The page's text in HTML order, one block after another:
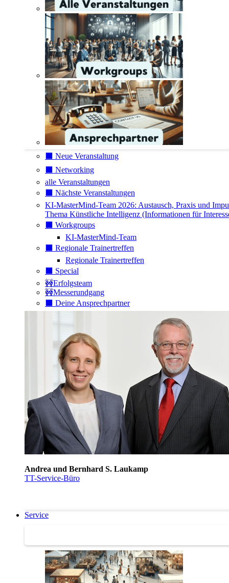
⬛️ Neue Veranstaltung
⬛️ Networking
alle Veranstaltungen
⬛️ Nächste Veranstaltungen
KI-MasterMind-Team 2026: Austausch, Praxis und
Thema Künstliche Intelligenz (Informationen für
⬛️ Workgroups
KI-MasterMind-Team
⬛️ Regionale Trainertreffen
Regionale Trainertreffen
⬛️ Special
🚧Erfolgsteam
🚧Messerundgang
⬛️ Deine Ansprechpartner
Andrea und Bernhard S. Laukamp
TT-Service-Büro
Service